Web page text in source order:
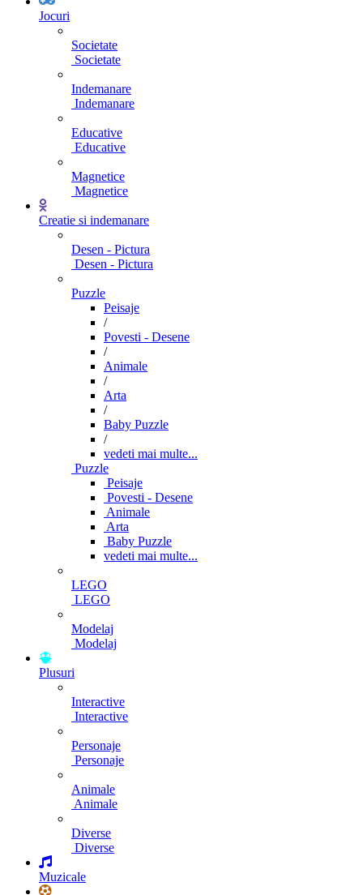
Jocuri
Societate
Societate
Indemanare
Indemanare
Educative
Educative
Magnetice
Magnetice
Creatie si indemanare
Desen - Pictura
Desen - Pictura
Puzzle
Peisaje
/
Povesti - Desene
/
Animale
/
Arta
/
Baby Puzzle
/
vedeti mai multe...
Puzzle
Peisaje
Povesti - Desene
Animale
Arta
Baby Puzzle
vedeti mai multe...
LEGO
LEGO
Modelaj
Modelaj
Plusuri
Interactive
Interactive
Personaje
Personaje
Animale
Animale
Diverse
Diverse
Muzicale